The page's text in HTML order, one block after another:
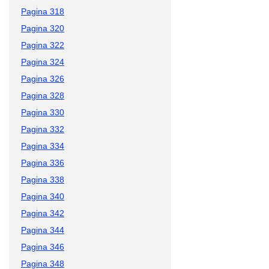
Pagina 318
Pagina 320
Pagina 322
Pagina 324
Pagina 326
Pagina 328
Pagina 330
Pagina 332
Pagina 334
Pagina 336
Pagina 338
Pagina 340
Pagina 342
Pagina 344
Pagina 346
Pagina 348